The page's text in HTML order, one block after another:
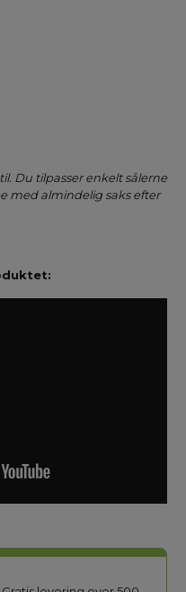
Du tilpasser enkelt sålerne
med almindelig saks efter